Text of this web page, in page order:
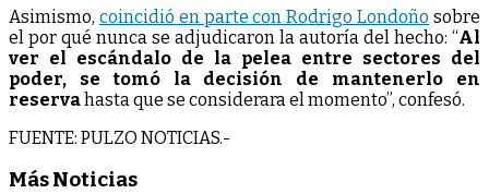
Asimismo, coincidió en parte con Rodrigo Londoño sobre
el por qué nunca se adjudicaron la autoría del hecho: “Al
ver el escándalo de la pelea entre sectores del
poder, se tomó la decisión de mantenerlo en
reservahasta que se considerara el momento”, confesó.
FUENTE: PULZO NOTICIAS.-
Más Noticias